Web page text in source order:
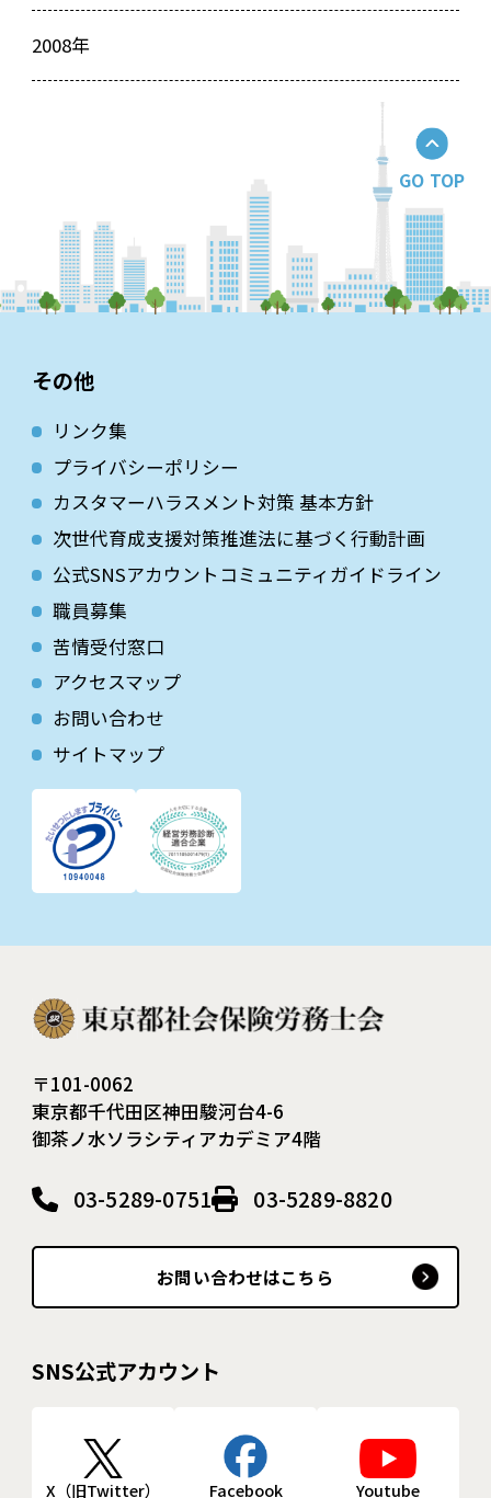
2008年
GO TOP
その他
リンク集
プライバシーポリシー
カスタマーハラスメント対策 基本方針
次世代育成⽀援対策推進法に基づく⾏動計画
公式SNSアカウントコミュニティガイドライン
職員募集
苦情受付窓口
アクセスマップ
お問い合わせ
サイトマップ
〒101-0062
東京都千代田区神田駿河台4-6
御茶ノ水ソラシティアカデミア4階
03-5289-0751 03-5289-8820
お問い合わせはこちら
SNS公式アカウント
X（旧Twitter） Facebook Youtube